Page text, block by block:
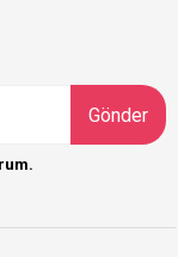
Gönder